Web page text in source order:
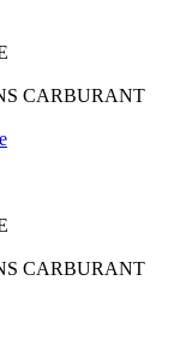
CARBURANT
CARBURANT